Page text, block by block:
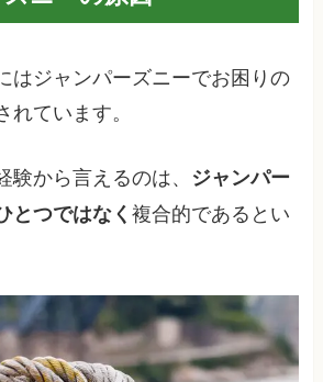
はジャンパーズニーでお困りの
ています。
から言えるのは、 ジャンパー
とつではなく複合的であるとい